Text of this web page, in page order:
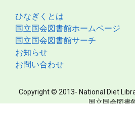
ひなぎくとは
国立国会図書館ホームページ
国立国会図書館サーチ
お知らせ
お問い合わせ
Copyright © 2013- National Diet